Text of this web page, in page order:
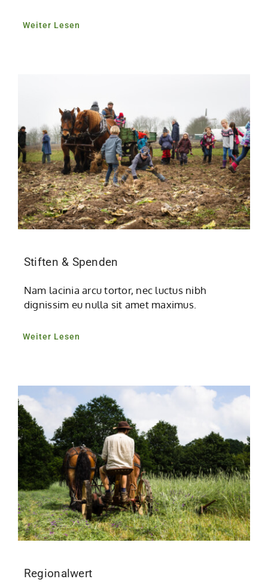
Weiter Lesen
Stiften & Spenden
Nam lacinia arcu tortor, nec luctus nibh
dignissim eu nulla sit amet maximus.
Weiter Lesen
Regionalwert